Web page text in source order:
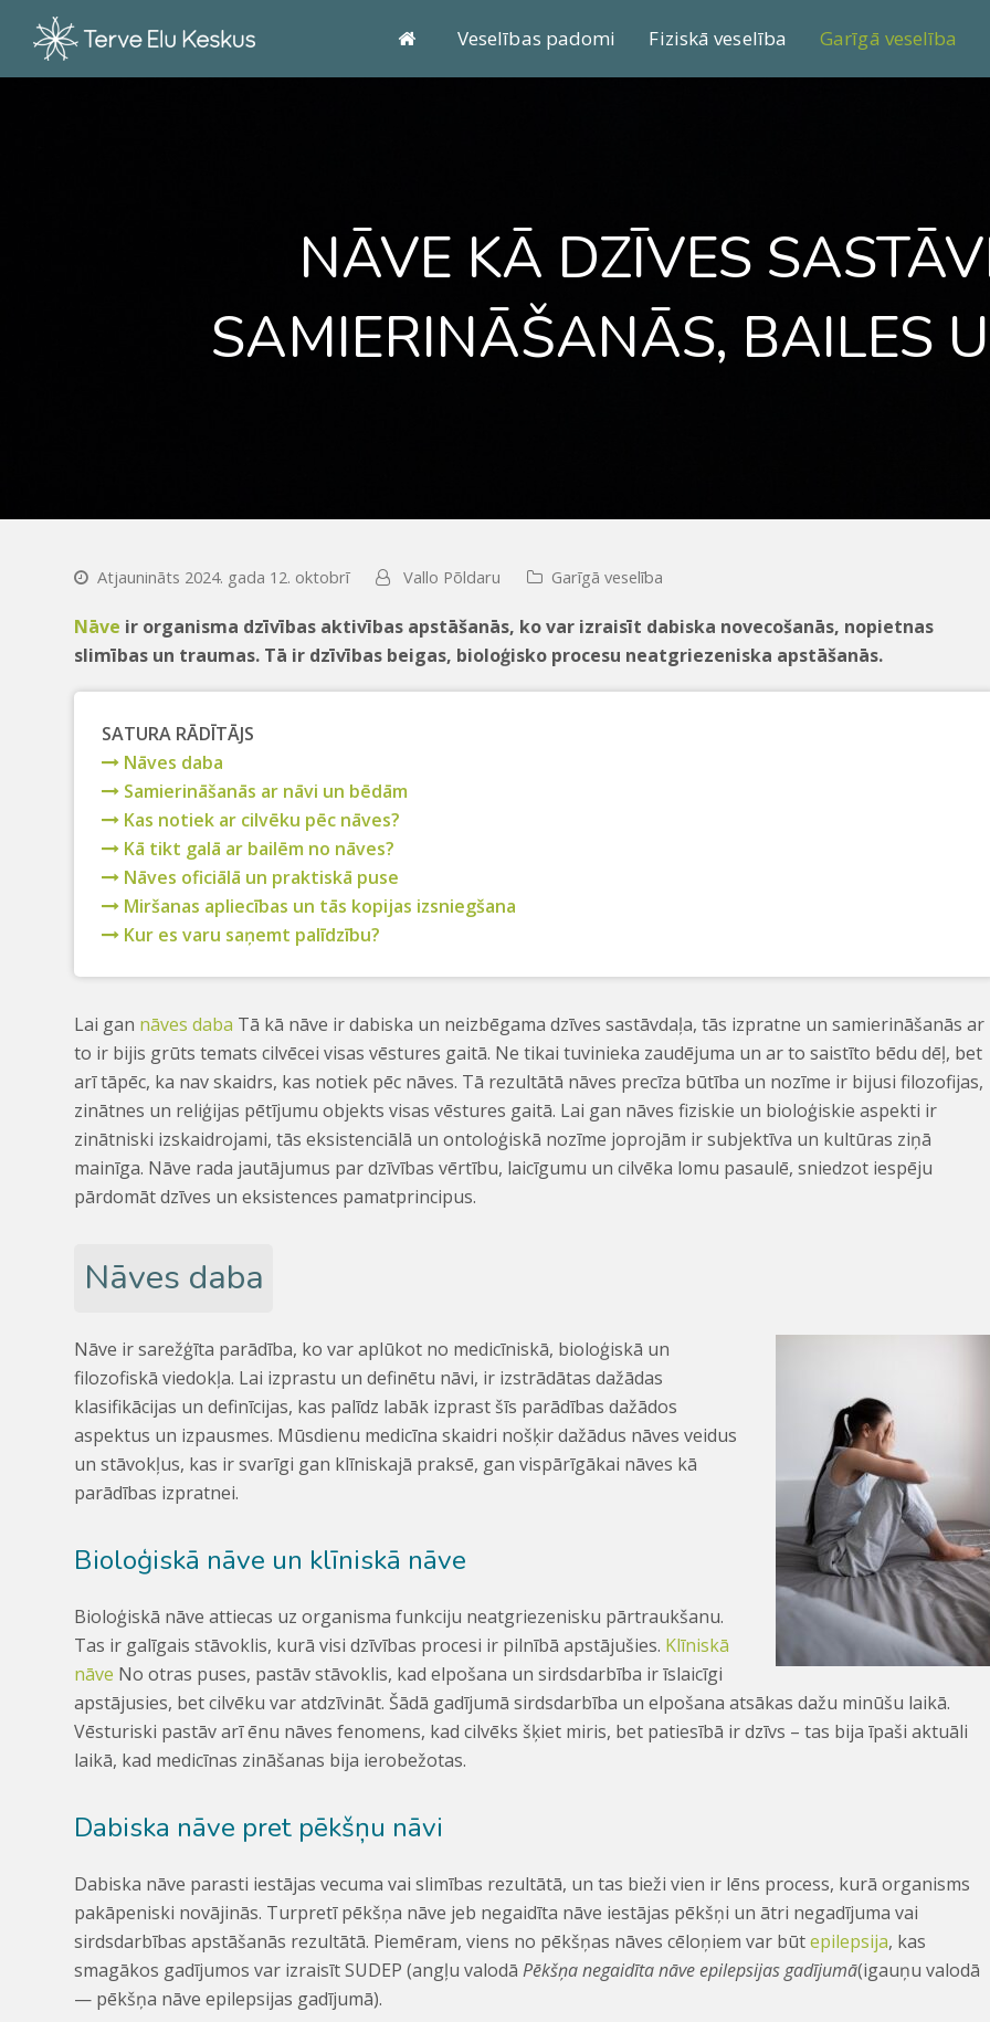
Veselības padomi Fiziskā veselība Garīgā veselība
NĀVE KĀ DZĪVES
SAMIERINĀŠANĀS, BAILES
Atjaunināts 2024. gada 12. oktobrī Vallo Põldaru Garīgā veselība
Nāve ir organisma dzīvības aktivības apstāšanās, ko var izraisīt dabiska novecošanās, nopietnas
slimības un traumas. Tā ir dzīvības beigas, bioloģisko procesu neatgriezeniska apstāšanās.
SATURA RĀDĪTĀJS
Nāves daba
Samierināšanās ar nāvi un bēdām
Kas notiek ar cilvēku pēc nāves?
Kā tikt galā ar bailēm no nāves?
Nāves oficiālā un praktiskā puse
Miršanas apliecības un tās kopijas izsniegšana
Kur es varu saņemt palīdzību?
Lai gan nāves daba Tā kā nāve ir dabiska un neizbēgama dzīves sastāvdaļa, tās izpratne un samierināšanās ar
to ir bijis grūts temats cilvēcei visas vēstures gaitā. Ne tikai tuvinieka zaudējuma un ar to saistīto bēdu dēļ, bet
arī tāpēc, ka nav skaidrs, kas notiek pēc nāves. Tā rezultātā nāves precīza būtība un nozīme ir bijusi filozofijas,
zinātnes un reliģijas pētījumu objekts visas vēstures gaitā. Lai gan nāves fiziskie un bioloģiskie aspekti ir
zinātniski izskaidrojami, tās eksistenciālā un ontoloģiskā nozīme joprojām ir subjektīva un kultūras ziņā
mainīga. Nāve rada jautājumus par dzīvības vērtību, laicīgumu un cilvēka lomu pasaulē, sniedzot iespēju
pārdomāt dzīves un eksistences pamatprincipus.
Nāves daba
Nāve ir sarežģīta parādība, ko var aplūkot no medicīniskā, bioloģiskā un
filozofiskā viedokļa. Lai izprastu un definētu nāvi, ir izstrādātas dažādas
klasifikācijas un definīcijas, kas palīdz labāk izprast šīs parādības dažādos
aspektus un izpausmes. Mūsdienu medicīna skaidri nošķir dažādus nāves veidus
un stāvokļus, kas ir svarīgi gan klīniskajā praksē, gan vispārīgākai nāves kā
parādības izpratnei.
Bioloģiskā nāve un klīniskā nāve
Bioloģiskā nāve attiecas uz organisma funkciju neatgriezenisku pārtraukšanu.
Tas ir galīgais stāvoklis, kurā visi dzīvības procesi ir pilnībā apstājušies. Klīniskā
nāve No otras puses, pastāv stāvoklis, kad elpošana un sirdsdarbība ir īslaicīgi
apstājusies, bet cilvēku var atdzīvināt. Šādā gadījumā sirdsdarbība un elpošana atsākas dažu minūšu laikā.
Vēsturiski pastāv arī ēnu nāves fenomens, kad cilvēks šķiet miris, bet patiesībā ir dzīvs – tas bija īpaši aktuāli
laikā, kad medicīnas zināšanas bija ierobežotas.
Dabiska nāve pret pēkšņu nāvi
Dabiska nāve parasti iestājas vecuma vai slimības rezultātā, un tas bieži vien ir lēns process, kurā organisms
pakāpeniski novājinās. Turpretī pēkšņa nāve jeb negaidīta nāve iestājas pēkšņi un ātri negadījuma vai
sirdsdarbības apstāšanās rezultātā. Piemēram, viens no pēkšņas nāves cēloņiem var būtepilepsija, kas
smagākos gadījumos var izraisīt SUDEP (angļu valodā Pēkšņa negaidīta nāve epilepsijas gadījumā(igauņu valodā
— pēkšņa nāve epilepsijas gadījumā).